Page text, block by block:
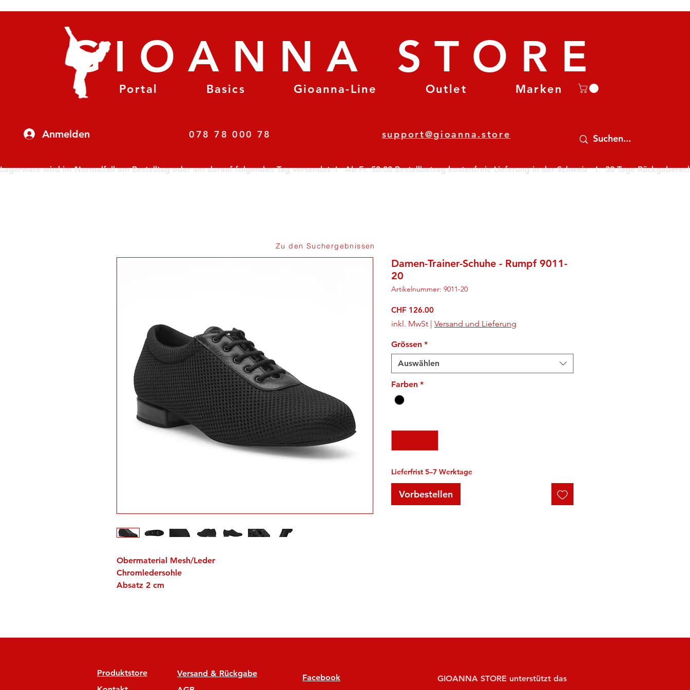
Anmelden
Portal Basics Gioanna-Line Outlet Marken
GIOANNA STORE
078 78 000 78 support@gioanna.store
Lagerware wird im Normalfall am Bestelltag oder am darauf folgenden Tag versendet  I   Ab Fr. 50.00 Bestellbetrag kostenfreie Lieferung in der Schweiz   I   30 Tage
Obermaterial Mesh/Leder
Chromledersohle
Absatz 2 cm
Damen-Trainer-Schuhe - Rumpf 9011-
20
Artikelnummer: 9011-20
CHF 126.00Preis
inkl. MwSt | Versand und Lieferung
Grössen *
Auswählen
Farben *
Lieferfrist 5–7 Werktage
Vorbestellen
Zu den Suchergebnissen
Produktstore
Versand & Rückgabe
Facebook
GIOANNA STORE unterstützt das